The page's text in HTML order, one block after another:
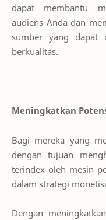
dapat membantu
audiens Anda dan
sumber yang dapat
berkualitas.
Meningkatkan
Bagi mereka yang
dengan tujuan
terindex oleh mesin
dalam strategi
Dengan